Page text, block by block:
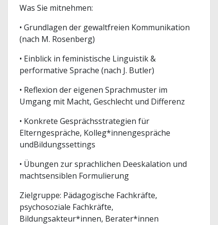
Was Sie mitnehmen:
• Grundlagen der gewaltfreien Kommunikation
(nach M. Rosenberg)
• Einblick in feministische Linguistik &
performative Sprache (nach J. Butler)
• Reflexion der eigenen Sprachmuster im
Umgang mit Macht, Geschlecht und Differenz
• Konkrete Gesprächsstrategien für
Elterngespräche, Kolleg*innengespräche
undBildungssettings
• Übungen zur sprachlichen Deeskalation und
machtsensiblen Formulierung
Zielgruppe: Pädagogische Fachkräfte,
psychosoziale Fachkräfte,
Bildungsakteur*innen, Berater*innen